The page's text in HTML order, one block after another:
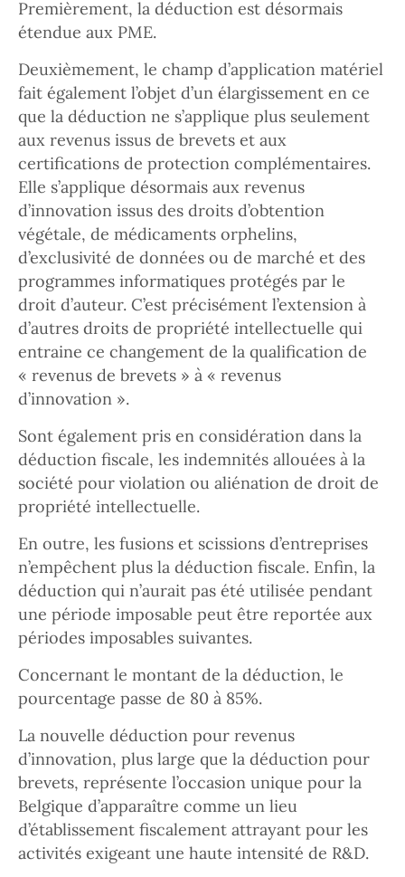
Premièrement, la déduction est désormais
étendue aux PME.
Deuxièmement, le champ d’application matériel
fait également l’objet d’un élargissement en ce
que la déduction ne s’applique plus seulement
aux revenus issus de brevets et aux
certifications de protection complémentaires.
Elle s’applique désormais aux revenus
d’innovation issus des droits d’obtention
végétale, de médicaments orphelins,
d’exclusivité de données ou de marché et des
programmes informatiques protégés par le
droit d’auteur. C’est précisément l’extension à
d’autres droits de propriété intellectuelle qui
entraine ce changement de la qualification de
« revenus de brevets » à « revenus
d’innovation ».
Sont également pris en considération dans la
déduction fiscale, les indemnités allouées à la
société pour violation ou aliénation de droit de
propriété intellectuelle.
En outre, les fusions et scissions d’entreprises
n’empêchent plus la déduction fiscale. Enfin, la
déduction qui n’aurait pas été utilisée pendant
une période imposable peut être reportée aux
périodes imposables suivantes.
Concernant le montant de la déduction, le
pourcentage passe de 80 à 85%.
La nouvelle déduction pour revenus
d’innovation, plus large que la déduction pour
brevets, représente l’occasion unique pour la
Belgique d’apparaître comme un lieu
d’établissement fiscalement attrayant pour les
activités exigeant une haute intensité de R&D.